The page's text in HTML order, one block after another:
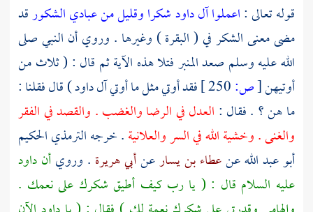
قوله تعالى :اعملوا آل داود شكرا وقليل من عبادي الشكورقد
مضى معنى الشكر في ( البقرة ) وغيرها . وروي أن النبي صلى
الله عليه وسلم صعد المنبر فتلا هذه الآية ثم قال : ( ثلاث من
أوتيهن[ص: فقد أوتي مثل ما أوتي آلداود) قال فقلنا :
ما هن ؟ . فقال : العدل في الرضا والغضب . والقصد في الفقر
والغنى . وخشية الله في السر والعلانية. خرجهالترمذي الحكيم
أبو عبد اللهعنعطاء بن يسارعنأبي هريرة . ورويأنداود
عليه السلام قال : ( يا رب كيف أطيق شكرك على نعمك .